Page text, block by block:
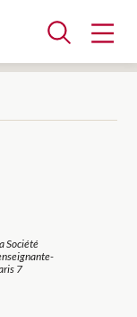
Société
7